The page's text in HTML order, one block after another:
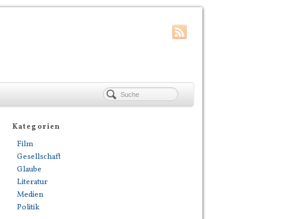
Kategorien
Film
Gesellschaft
Glaube
Literatur
Medien
Politik